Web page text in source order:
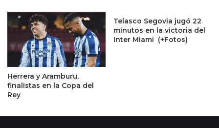
Herrera y Aramburu,
finalistas en la Copa del
Rey
Telasco Segovia jugó 22
minutos en la victoria del
Inter Miami (+Fotos)